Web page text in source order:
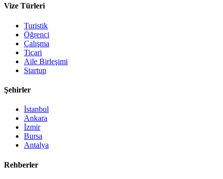
Vize Türleri
Turistik
Öğrenci
Çalışma
Ticari
Aile Birleşimi
Startup
Şehirler
İstanbul
Ankara
İzmir
Bursa
Antalya
Rehberler